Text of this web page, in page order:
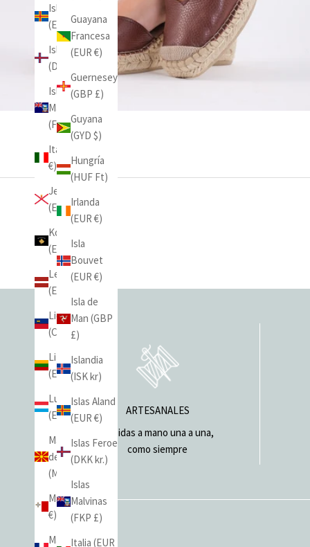
Islas Aland
(EUR €)
Islas Feroe
(DKK kr.)
Islas
Malvinas
(FKP £)
Italia (EUR
€)
Jersey
(EUR €)
Kosovo
(EUR €)
Letonia
(EUR €)
Liechtenstein
(CHF CHF)
Lituania
(EUR €)
Luxemburgo
(EUR €)
Macedonia
del Norte
(MKD ден)
Malta (EUR
€)
Mayotte
Guayana
Francesa
(EUR €)
Guernesey
(GBP £)
Guyana
(GYD $)
Hungría
(HUF Ft)
Irlanda
(EUR €)
Isla
Bouvet
(EUR €)
Isla de
Man (GBP
£)
Islandia
(ISK kr)
Islas Aland
(EUR €)
Islas Feroe
(DKK kr.)
Islas
Malvinas
(FKP £)
Italia (EUR
ARTESANALES
Cosidas a mano una a una,
como siempre